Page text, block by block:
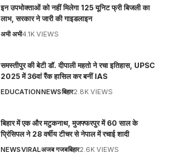
इन उपभोक्ताओं को नहीं मिलेगा 125 यूनिट फ्री बिजली का
लाभ, सरकार ने जारी की गाइडलाइन
अभी अभी4.1K VIEWS
समस्तीपुर की बेटी डॉ. दीपाली महतो ने रचा इतिहास, UPSC
2025 में 36वां रैंक हासिल कर बनीं IAS
EDUCATIONNEWSबिहार2.8K VIEWS
बिहार में एक और मटुकनाथ, मुजफ्फरपुर में 60 साल के
प्रिंसिपल ने 28 वर्षीय टीचर से नेपाल में रचाई शादी
NEWSVIRALअजब गजबबिहार2.6K VIEWS